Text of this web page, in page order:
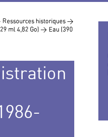
Ressources historiques >
ml 4,82 Go) > Eau (390